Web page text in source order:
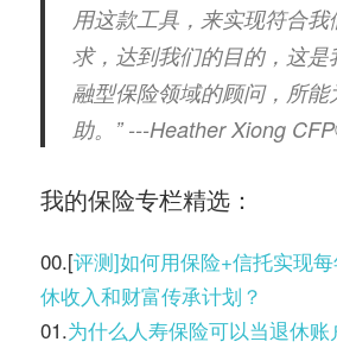
用这款工具，来实现符合
求，达到我们的目的，这是
融型保险领域的顾问，所能
助。” ---Heather Xiong
我的保险专栏精选：
00.[评测]如何用保险+信托实现
休收入和财富传承计划？
01.为什么人寿保险可以当退休